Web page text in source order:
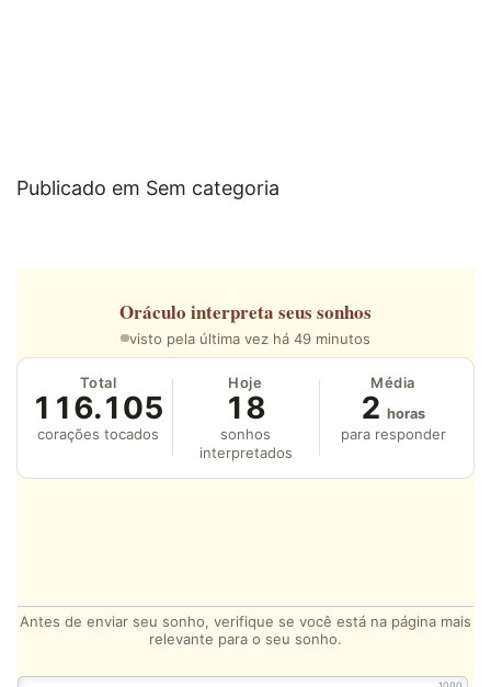
Publicado em Sem categoria
Oráculo interpreta seus sonhos
visto pela última vez há 49 minutos
Total
116.105
corações tocados
Hoje
18
sonhos
interpretados
Média
2 horas
para responder
Antes de enviar seu sonho, verifique se você está na página mais
relevante para o seu sonho.